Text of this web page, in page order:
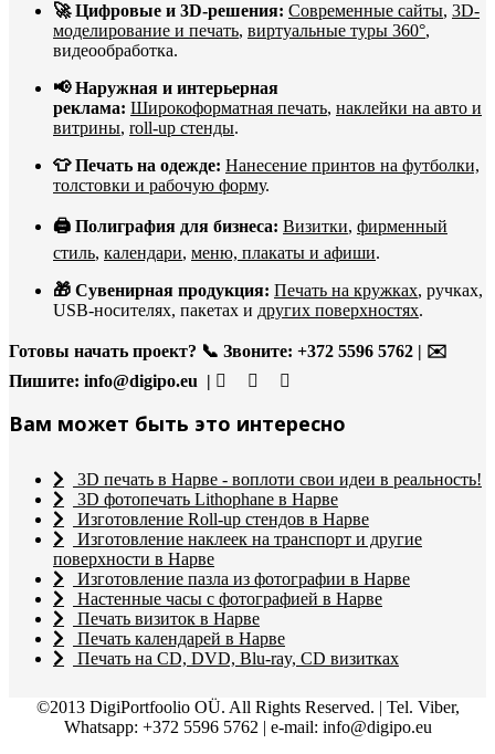
🚀 Цифровые и 3D-решения: Современные сайты, 3D-
моделирование и печать, виртуальные туры 360°,
видеообработка.
📢 Наружная и интерьерная
реклама: Широкоформатная печать, наклейки на авто и
витрины, roll-up стенды.
👕 Печать на одежде: Нанесение принтов на футболки,
толстовки и рабочую форму.
🖨️ Полиграфия для бизнеса: Визитки, фирменный
стиль, календари, меню, плакаты и афиши.
🎁 Сувенирная продукция: Печать на кружках, ручках,
USB-носителях, пакетах и других поверхностях.
Готовы начать проект? 📞 Звоните: +372 5596 5762 | ✉️
Пишите: info@digipo.eu |
Вам может быть это интересно
3D печать в Нарве - воплоти свои идеи в реальность!
3D фотопечать Lithophane в Нарве
Изготовление Roll-up стендов в Нарве
Изготовление наклеек на транспорт и другие
поверхности в Нарве
Изготовление пазла из фотографии в Нарве
Настенные часы с фотографией в Нарве
Печать визиток в Нарве
Печать календарей в Нарве
Печать на CD, DVD, Blu-ray, CD визитках
©2013 DigiPortfoolio OÜ. All Rights Reserved. | Tel. Viber,
Whatsapp: +372 5596 5762 | e-mail: info@digipo.eu